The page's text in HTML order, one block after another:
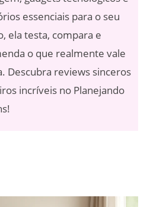
essenciais para o seu
ela testa, compara e
o que realmente vale
Descubra reviews sinceros
incríveis no Planejando